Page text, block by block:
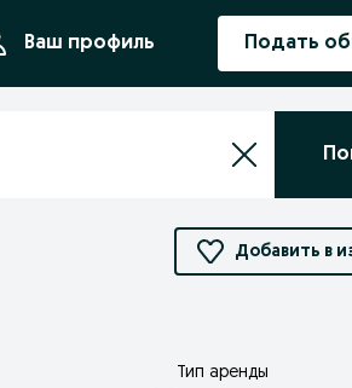
Ваш профиль Подать
Добавить в
Тип аренды